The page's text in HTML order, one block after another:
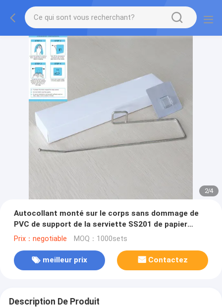
2/4
Autocollant monté sur le corps sans dommage de
PVC de support de la serviette SS201 de papier
auto-adhésif
Prix：negotiable MOQ：1000sets
meilleur prix Contactez
Description De Produit